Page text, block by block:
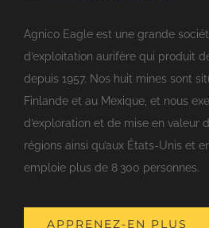
Agnico Eagle est une grande
d’exploitation aurifère qui produit
depuis 1957. Nos huit mines sont
Finlande et au Mexique, et nous
d’exploration et de mise en valeur
régions ainsi qu’aux États-Unis et
emploie plus de 8 300 personnes.
APPRENEZ-EN PLUS